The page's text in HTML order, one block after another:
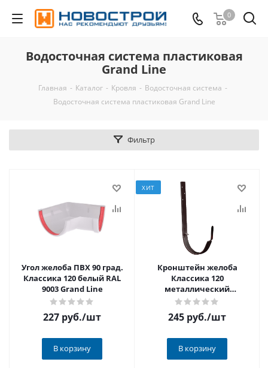
0
Водосточная система пластиковая
Grand Line
Главная - Каталог - Кровля - Водосточная система -
Водосточная система пластиковая Grand Line
Фильтр
Угол желоба ПВХ 90 град.
Классика 120 белый RAL
9003 Grand Line
227 руб./шт
В корзину
ХИТ
Кронштейн желоба
Классика 120
металлический
шоколадный RAL 8017
Grand Line
245 руб./шт
В корзину